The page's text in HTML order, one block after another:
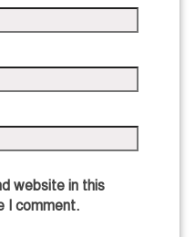
website in this
I comment.